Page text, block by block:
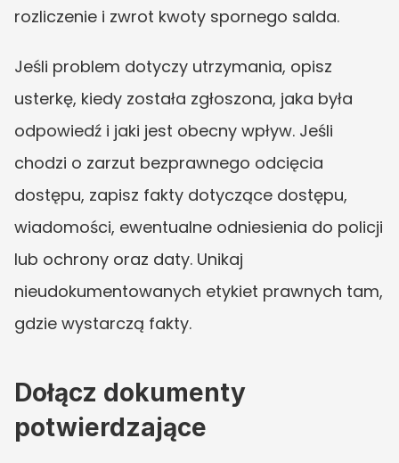
rozliczenie i zwrot kwoty spornego salda.
Jeśli problem dotyczy utrzymania, opisz
usterkę, kiedy została zgłoszona, jaka była
odpowiedź i jaki jest obecny wpływ. Jeśli
chodzi o zarzut bezprawnego odcięcia
dostępu, zapisz fakty dotyczące dostępu,
wiadomości, ewentualne odniesienia do policji
lub ochrony oraz daty. Unikaj
nieudokumentowanych etykiet prawnych tam,
gdzie wystarczą fakty.
Dołącz dokumenty
potwierdzające